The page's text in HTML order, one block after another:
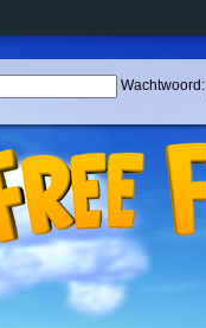
Wachtwoord: